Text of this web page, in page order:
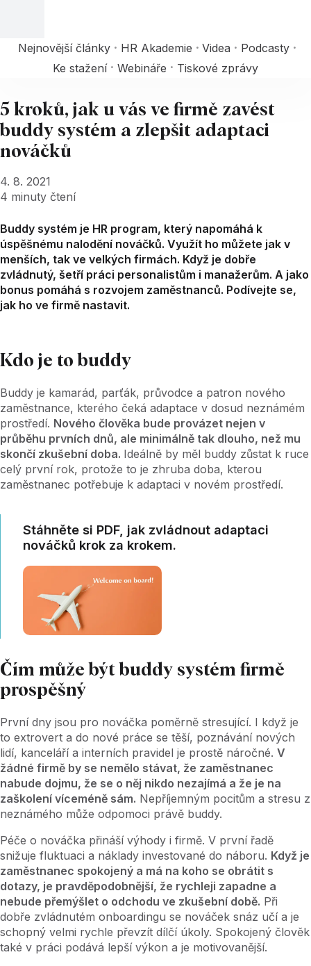
Nejnovější články HR Akademie Videa
Podcasty
Ke stažení
Webináře Tiskové zprávy
5 kroků, jak u vás ve firmě zavést
buddy systém a zlepšit adaptaci
nováčků
4. 8. 2021
4 minuty čtení
Buddy systém je HR program, který napomáhá k
úspěšnému nalodění nováčků. Využít ho můžete jak v
menších, tak ve velkých firmách. Když je dobře
zvládnutý, šetří práci personalistům i manažerům. A jako
bonus pomáhá s rozvojem zaměstnanců. Podívejte se,
jak ho ve firmě nastavit.
Kdo je to buddy
Buddy je kamarád, parťák, průvodce a patron nového
zaměstnance, kterého čeká adaptace v dosud neznámém
prostředí. Nového člověka bude provázet nejen v
průběhu prvních dnů, ale minimálně tak dlouho, než mu
skončí zkušební doba. Ideálně by měl buddy zůstat k ruce
celý první rok, protože to je zhruba doba, kterou
zaměstnanec potřebuje k adaptaci v novém prostředí.
Stáhněte si PDF, jak zvládnout adaptaci
nováčků krok za krokem.
Čím může být buddy systém firmě
prospěšný
První dny jsou pro nováčka poměrně stresující. I když je
to extrovert a do nové práce se těší, poznávání nových
lidí, kanceláří a interních pravidel je prostě náročné. V
žádné firmě by se nemělo stávat, že zaměstnanec
nabude dojmu, že se o něj nikdo nezajímá a že je na
zaškolení víceméně sám. Nepříjemným pocitům a stresu z
neznámého může odpomoci právě buddy.
Péče o nováčka přináší výhody i firmě. V první řadě
snižuje fluktuaci a náklady investované do náboru. Když je
zaměstnanec spokojený a má na koho se obrátit s
dotazy, je pravděpodobnější, že rychleji zapadne a
nebude přemýšlet o odchodu ve zkušební době. Při
dobře zvládnutém onboardingu se nováček snáz učí a je
schopný velmi rychle převzít dílčí úkoly. Spokojený člověk
také v práci podává lepší výkon a je motivovanější.